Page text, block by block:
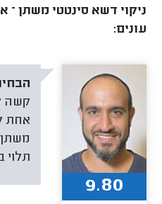
ניקוי דשא סינטטי משתן –
עונים:
קשה
אחת
תלוי
9.80